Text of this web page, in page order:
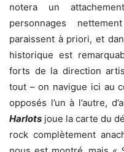
notera un
personnages
paraissent à priori, et
historique est
forts de la direction
tout – on navigue ici au
opposés l’un à l’autre,
Harlots joue la carte du
rock complètement